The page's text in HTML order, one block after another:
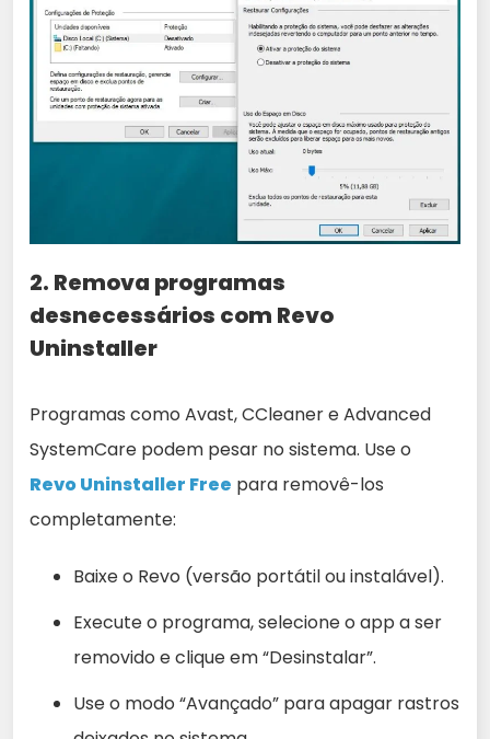
2. Remova programas
desnecessários com Revo
Uninstaller
Programas como Avast, CCleaner e Advanced
SystemCare podem pesar no sistema. Use o
Revo Uninstaller Free para removê-los
completamente:
Baixe o Revo (versão portátil ou instalável).
Execute o programa, selecione o app a ser
removido e clique em “Desinstalar”.
Use o modo “Avançado” para apagar rastros